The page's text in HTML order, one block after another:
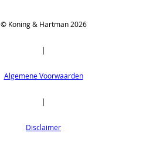
© Koning & Hartman 2026
|
Algemene Voorwaarden
|
Disclaimer